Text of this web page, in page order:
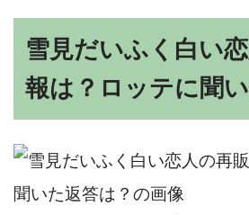
雪見だいふく白い
報は？ロッテに聞